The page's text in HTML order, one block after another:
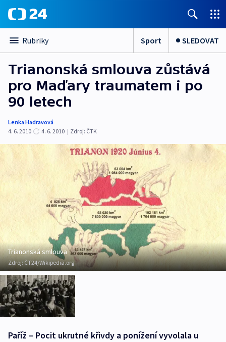
Rubriky Sport SLEDOVAT
Trianonská smlouva zůstává
pro Maďary traumatem i po
90 letech
Lenka Hadravová
4. 6. 2010
4. 6. 2010 | Zdroj: ČTK
Trianonská smlouva
Zdroj:ČT24/Wikipedia.org
Paříž – Pocit ukrutné křivdy a ponížení vyvolala u